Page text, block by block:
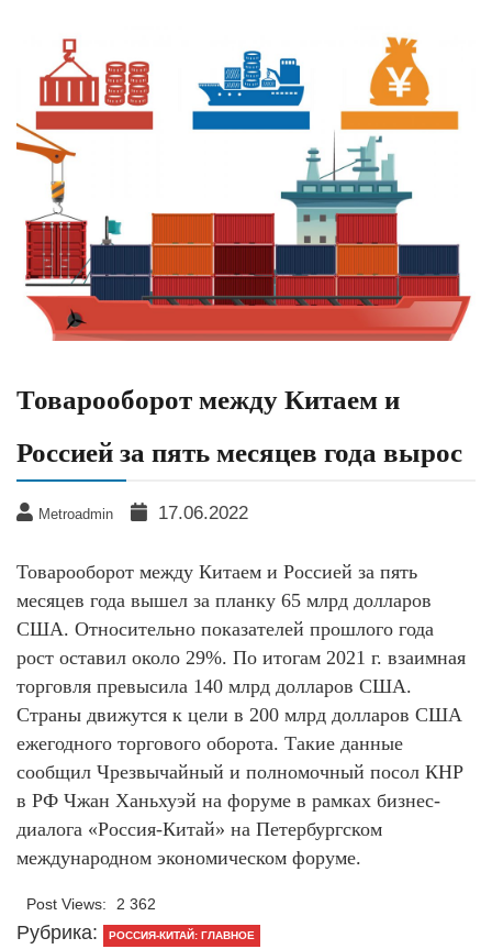
Товарооборот между Китаем и
Россией за пять месяцев года вырос
Metroadmin 17.06.2022
Товарооборот между Китаем и Россией за пять
месяцев года вышел за планку 65 млрд долларов
США. Относительно показателей прошлого года
рост оставил около 29%. По итогам 2021 г. взаимная
торговля превысила 140 млрд долларов США.
Страны движутся к цели в 200 млрд долларов США
ежегодного торгового оборота. Такие данные
сообщил Чрезвычайный и полномочный посол КНР
в РФ Чжан Ханьхуэй на форуме в рамках бизнес-
диалога «Россия-Китай» на Петербургском
международном экономическом форуме.
Post Views: 2 362
Рубрика: РОССИЯ-КИТАЙ: ГЛАВНОЕ